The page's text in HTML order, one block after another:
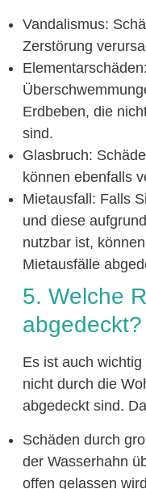
Vandalismus:
Zerstörung
Erdbeben, die
sind.
Glasbruch:
können ebenfalls
Mietausfall: Falls
und diese
nutzbar ist,
Mietausfälle
5. Welche
abgedeckt?
Es ist auch
nicht durch die
abgedeckt sind.
Schäden durch
der Wasserhahn
offen gelassen